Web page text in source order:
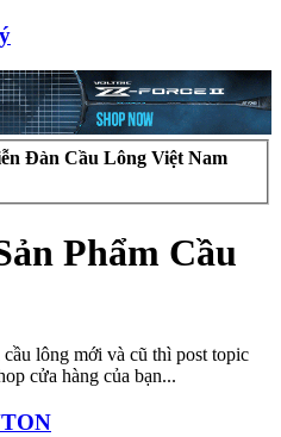
Đàn Cầu Lông Việt Nam
Phẩm Cầu
lông mới và cũ thì post topic
cửa hàng của bạn...